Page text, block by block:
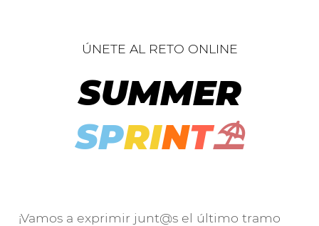
ÚNETE AL RETO ONLINE
SUMMER
SPRINT⛱
¡Vamos a exprimir junt@s el último tramo